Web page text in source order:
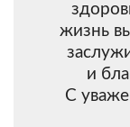
жизнь
и
С